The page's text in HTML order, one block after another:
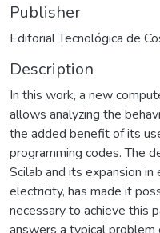
Publisher
Editorial Tecnológica de
Description
In this work, a new
allows analyzing the
the added benefit of its
programming codes. The
Scilab and its expansion
electricity, has made it
necessary to achieve this